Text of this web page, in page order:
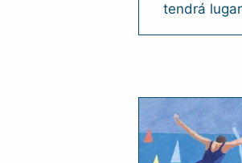
tendrá